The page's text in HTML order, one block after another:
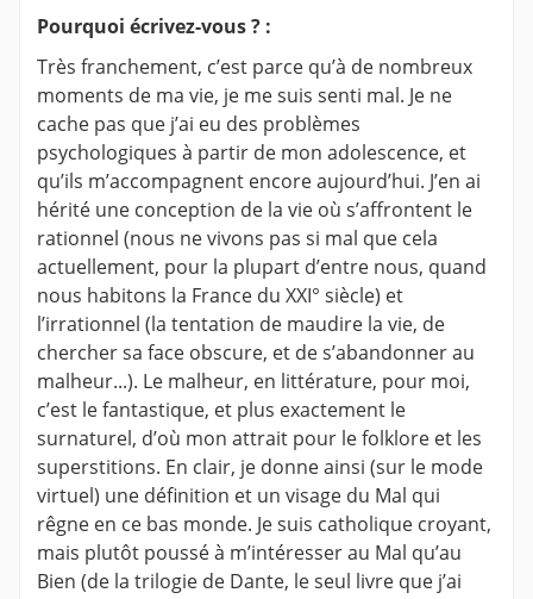
Pourquoi écrivez-vous ? :
Très franchement, c’est parce qu’à de nombreux
moments de ma vie, je me suis senti mal. Je ne
cache pas que j’ai eu des problèmes
psychologiques à partir de mon adolescence, et
qu’ils m’accompagnent encore aujourd’hui. J’en ai
hérité une conception de la vie où s’affrontent le
rationnel (nous ne vivons pas si mal que cela
actuellement, pour la plupart d’entre nous, quand
nous habitons la France du XXI° siècle) et
l’irrationnel (la tentation de maudire la vie, de
chercher sa face obscure, et de s’abandonner au
malheur...). Le malheur, en littérature, pour moi,
c’est le fantastique, et plus exactement le
surnaturel, d’où mon attrait pour le folklore et les
superstitions. En clair, je donne ainsi (sur le mode
virtuel) une définition et un visage du Mal qui
rêgne en ce bas monde. Je suis catholique croyant,
mais plutôt poussé à m’intéresser au Mal qu’au
Bien (de la trilogie de Dante, le seul livre que j’ai